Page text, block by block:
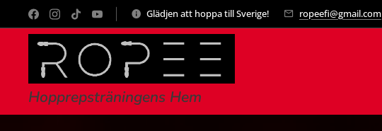
Glädjen att hoppa till Sverige! ropeefi@gmail.com
Hopprepsträningens Hem